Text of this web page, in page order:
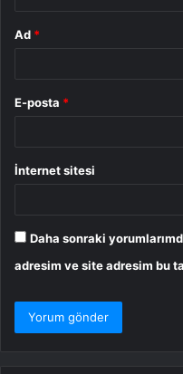
Ad *
E-posta *
İnternet sitesi
Daha sonraki
adresim ve site adresim bu